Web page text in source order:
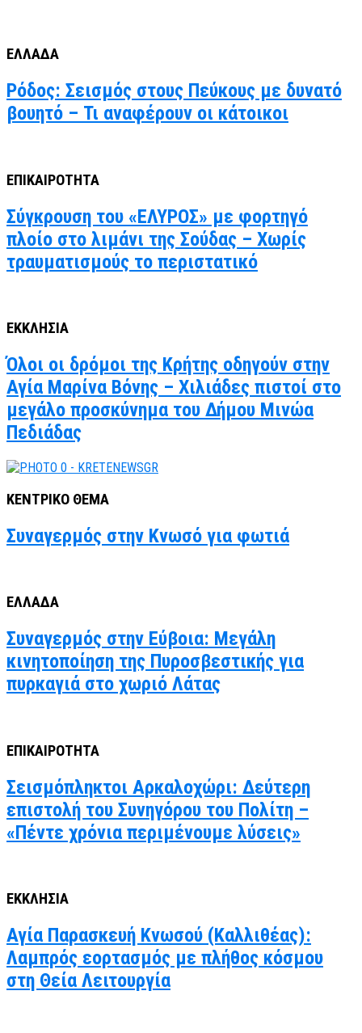
ΕΛΛΑΔΑ
Ρόδος: Σεισμός στους Πεύκους με δυνατό
βουητό – Τι αναφέρουν οι κάτοικοι
ΕΠΙΚΑΙΡΟΤΗΤΑ
Σύγκρουση του «ΕΛΥΡΟΣ» με φορτηγό
πλοίο στο λιμάνι της Σούδας – Χωρίς
τραυματισμούς το περιστατικό
ΕΚΚΛΗΣΙΑ
Όλοι οι δρόμοι της Κρήτης οδηγούν στην
Αγία Μαρίνα Βόνης – Χιλιάδες πιστοί στο
μεγάλο προσκύνημα του Δήμου Μινώα
Πεδιάδας
ΚΕΝΤΡΙΚΟ ΘΕΜΑ
Συναγερμός στην Κνωσό για φωτιά
ΕΛΛΑΔΑ
Συναγερμός στην Εύβοια: Μεγάλη
κινητοποίηση της Πυροσβεστικής για
πυρκαγιά στο χωριό Λάτας
ΕΠΙΚΑΙΡΟΤΗΤΑ
Σεισμόπληκτοι Αρκαλοχώρι: Δεύτερη
επιστολή του Συνηγόρου του Πολίτη –
«Πέντε χρόνια περιμένουμε λύσεις»
ΕΚΚΛΗΣΙΑ
Αγία Παρασκευή Κνωσού (Καλλιθέας):
Λαμπρός εορτασμός με πλήθος κόσμου
στη Θεία Λειτουργία